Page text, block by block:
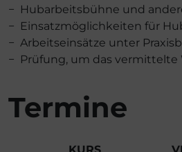
− Hubarbeitsbühne und
− Einsatzmöglichkeiten für
− Arbeitseinsätze unter
− Prüfung, um das vermittelte
Termine